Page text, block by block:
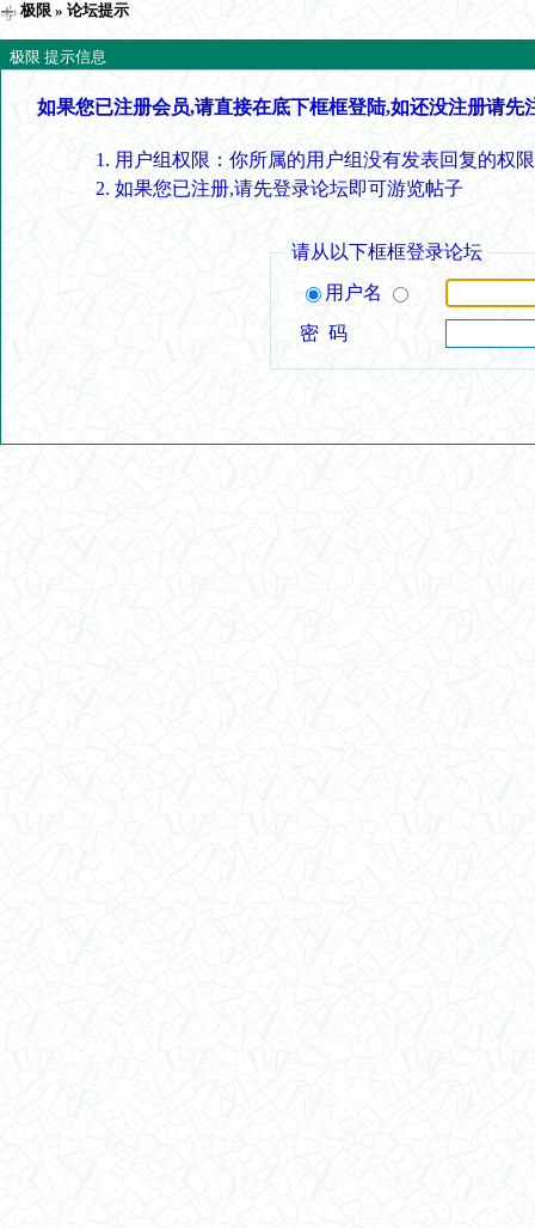
极限 » 论坛提示
极限 提示信息
如果您已注册会员,请直接在底下框框登陆,如还没注册请先
用户组权限：你所属的用户组没有发表回复的权
如果您已注册,请先登录论坛即可游览帖子
请从以下框框登录论坛
用户名
密 码